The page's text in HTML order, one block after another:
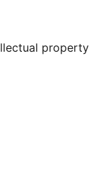
property